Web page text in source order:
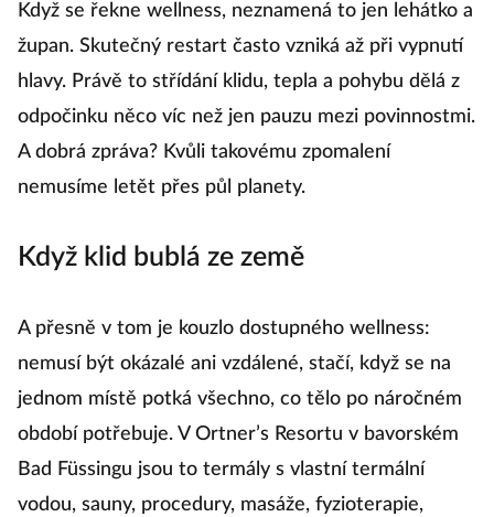
Když se řekne wellness, neznamená to jen lehátko a
župan. Skutečný restart často vzniká až při vypnutí
hlavy. Právě to střídání klidu, tepla a pohybu dělá z
odpočinku něco víc než jen pauzu mezi povinnostmi.
A dobrá zpráva? Kvůli takovému zpomalení
nemusíme letět přes půl planety.
Když klid bublá ze země
A přesně v tom je kouzlo dostupného wellness:
nemusí být okázalé ani vzdálené, stačí, když se na
jednom místě potká všechno, co tělo po náročném
období potřebuje. V Ortner’s Resortu v bavorském
Bad Füssingu jsou to termály s vlastní termální
vodou, sauny, procedury, masáže, fyzioterapie,